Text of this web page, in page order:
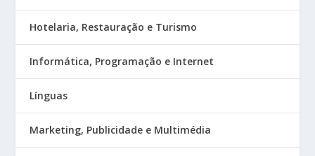
Hotelaria, Restauração e Turismo
Informática, Programação e Internet
Línguas
Marketing, Publicidade e Multimédia